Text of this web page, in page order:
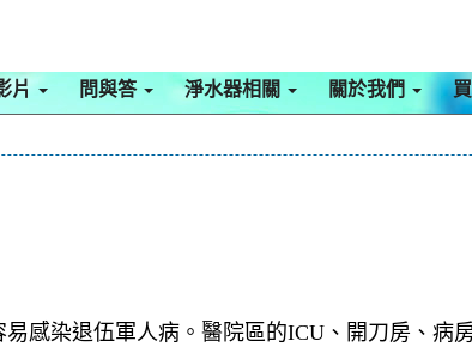
片 問與答 淨水器相關 關於我們
感染退伍軍人病。醫院區的ICU、開刀房、病